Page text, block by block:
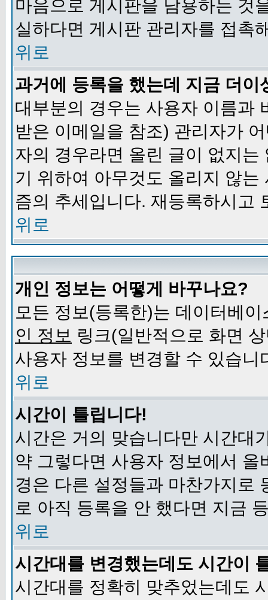
마음으로 게시판을 남용하는 것
실하다면 게시판 관리자를 접촉
위로
과거에 등록을 했는데 지금 더
대부분의 경우는 사용자 이름과
받은 이메일을 참조) 관리자가
자의 경우라면 올린 글이 없지
기 위하여 아무것도 올리지 않
즘의 추세입니다. 재등록하시고
위로
개인 정보는 어떻게 바꾸나요?
모든 정보(등록한)는 데이터베
인 정보 링크(일반적으로 화면
사용자 정보를 변경할 수 있습니
위로
시간이 틀립니다!
시간은 거의 맞습니다만 시간대
약 그렇다면 사용자 정보에서
경은 다른 설정들과 마찬가지로
로 아직 등록을 안 했다면 지금
위로
시간대를 변경했는데도 시간이
시간대를 정확히 맞추었는데도